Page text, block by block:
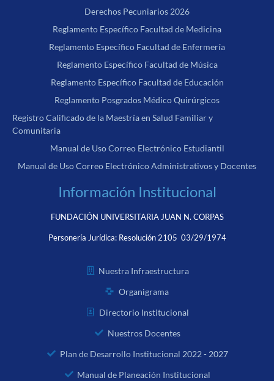
Derechos Pecuniarios 2026
Reglamento Específico Facultad de Medicina
Reglamento Específico Facultad de Enfermería
Reglamento Específico Facultad de Música
Reglamento Específico Facultad de Educación
Reglamento Posgrados Médico Quirúrgicos
Registro Calificado de la Maestría en Salud Familiar y
Comunitaria
Manual de Uso Correo Electrónico Estudiantil
Manual de Uso Correo Electrónico Administrativos y Docentes
Información Institucional
FUNDACIÓN UNIVERSITARIA JUAN N. CORPAS
Personería Jurídica: Resolución 2105 03/29/1974
Nuestra Infraestructura
Organigrama
Directorio Institucional
Nuestros Docentes
Plan de Desarrollo Institucional 2022 - 2027
Manual de Planeación Institucional